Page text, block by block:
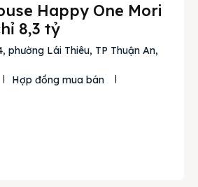
Happy One Mori
8,3 tỷ
phường Lái Thiêu, TP Thuận An,
Hợp đồng mua bán